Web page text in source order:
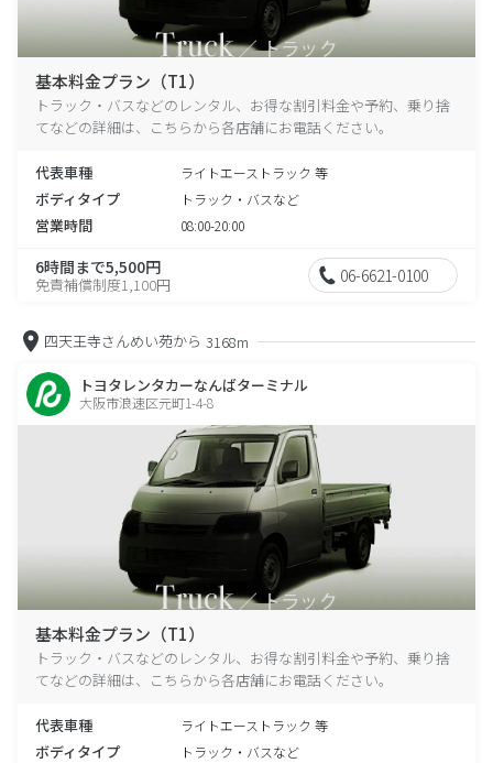
基本料金プラン（T1）
トラック・バスなどのレンタル、お得な割引料金や予約、乗り捨
てなどの詳細は、こちらから各店舗にお電話ください。
代表車種 ライトエーストラック 等
ボディタイプ トラック・バスなど
営業時間 08:00-20:00
6時間まで5,500円
免責補償制度1,100円 06-6621-0100
四天王寺さんめい苑から 3168m
トヨタレンタカーなんばターミナル
大阪市浪速区元町1-4-8
基本料金プラン（T1）
トラック・バスなどのレンタル、お得な割引料金や予約、乗り捨
てなどの詳細は、こちらから各店舗にお電話ください。
代表車種 ライトエーストラック 等
ボディタイプ トラック・バスなど